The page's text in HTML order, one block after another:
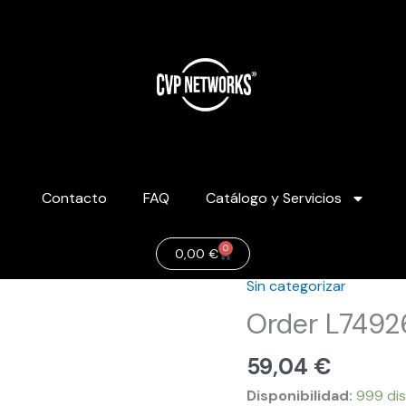
Contacto FAQ Catálogo y Servicios
0,00 € 0
Carrito
Sin categorizar
Order
59,04 €
Disponibilidad: 999
Order
L749267
cantidad